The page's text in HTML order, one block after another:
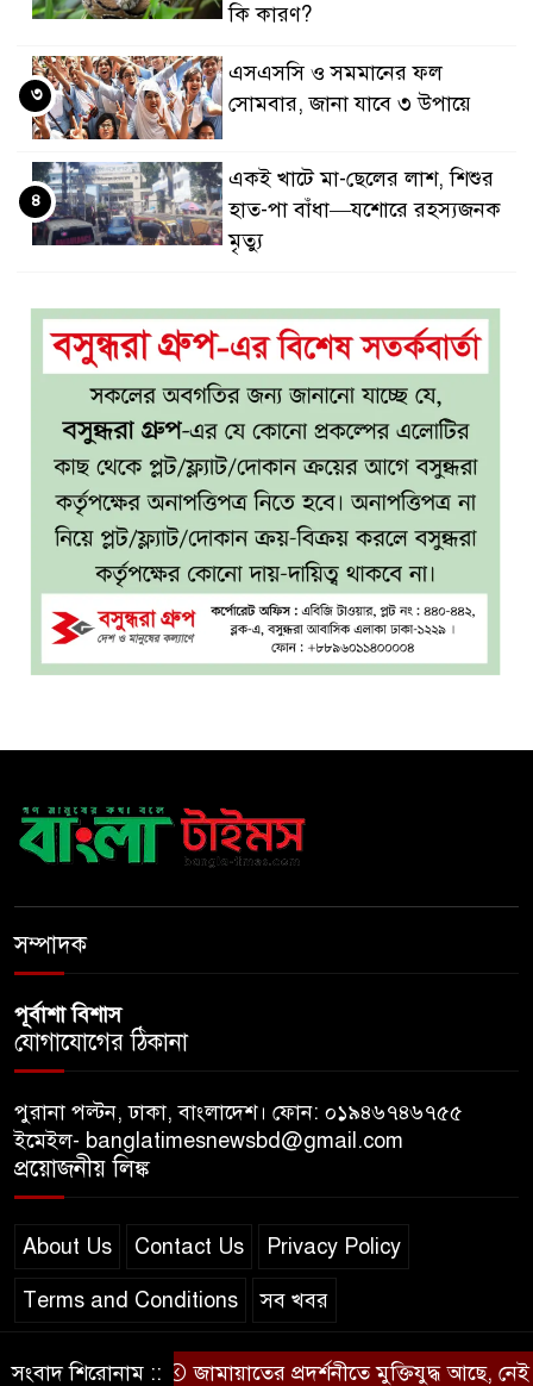
কি কারণ?
এসএসসি ও সমমানের ফল
সোমবার, জানা যাবে ৩ উপায়ে
৩
একই খাটে মা-ছেলের লাশ, শিশুর
হাত-পা বাঁধা—যশোরে রহস্যজনক
মৃত্যু
৪
মোড়ানো মরদেহ, মেলেনি মাথা ও
পা
কম বয়সেই বন্ধ্যাত্বের ঝুঁকি?
নারীদের ৩ লক্ষণে সতর্ক হওয়ার
পরামর্শ
ইনফ্লুয়েঞ্জা ঠেকাতে নতুন আশার
আলো, প্রবীণদের জন্য এমআরএনএ
ফ্লু টিকা
ব্যবহৃত রাখি ডাস্টবিনে ফেলেন?
৮
আমদানিতে বিশেষ সুবিধার
অভিযোগ ভিত্তিহীন: জ্বালানি বিভাগ
৯
শেখ হাসিনা চাইলেই কি দেশে
সম্পাদক
পূর্বাশা বিশাস
যোগাযোগের ঠিকানা
পুরানা পল্টন, ঢাকা, বাংলাদেশ। ফোন: ০১৯৪৬৭৪৬৭৫৫
ইমেইল- banglatimesnewsbd@gmail.com
প্রয়োজনীয় লিঙ্ক
About Us Contact Us Privacy Policy
Terms and Conditions সব খবর
© স্বত্ব বাংলা-টাইমস ২০২০-২০২৪
সংবাদ শিরোনাম ::জামায়াতের প্রদর্শনীতে মুক্তিযুদ্ধ আছে, নেই